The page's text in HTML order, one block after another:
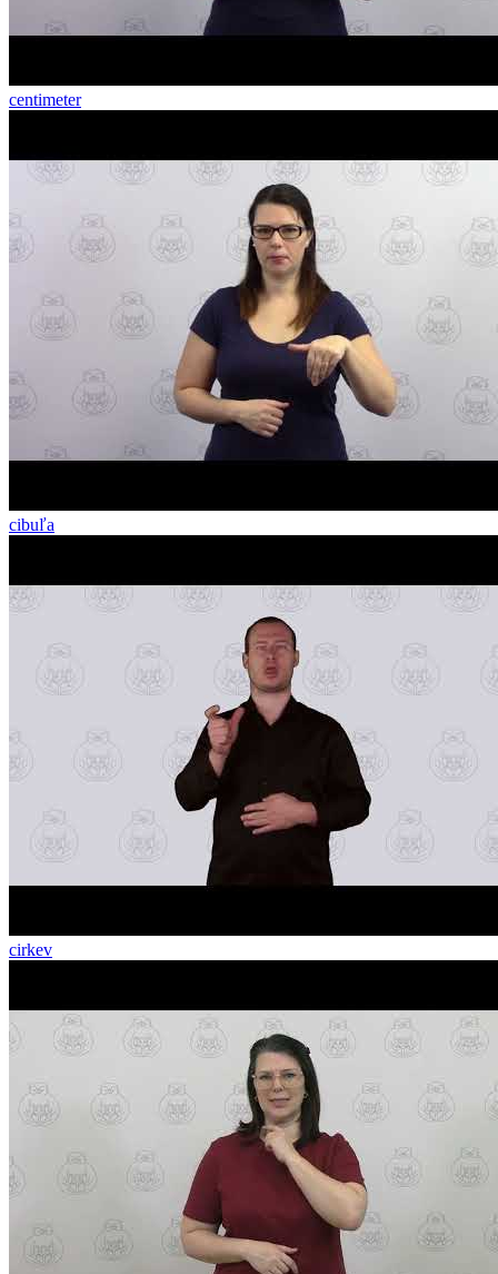
centimeter
cibuľa
cirkev